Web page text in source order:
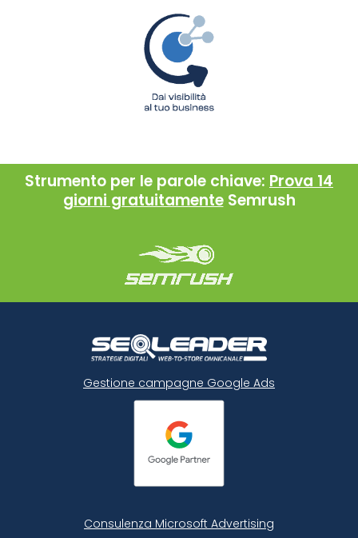
Strumento per le parole chiave: Prova 14
giorni gratuitamente Semrush
Gestione campagne Google Ads
Consulenza Microsoft Advertising